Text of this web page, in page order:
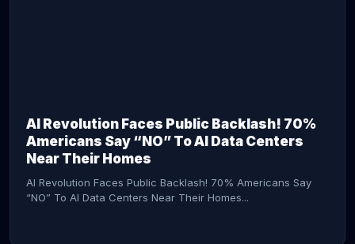
AI Revolution Faces Public Backlash! 70%
Americans Say “NO” To AI Data Centers
Near Their Homes
AI Revolution Faces Public Backlash! 70% Americans Say
“NO” To AI Data Centers Near Their Homes...